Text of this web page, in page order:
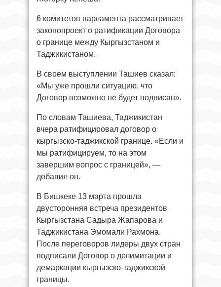
6 комитетов парламента рассматривает
законопроект о ратификации Договора
о границе между Кыргызстаном и
Таджикистаном.
В своем выступлении Ташиев сказал:
«Мы уже прошли ситуацию, что
Договор возможно не будет подписан».
По словам Ташиева, Таджикистан
вчера ратифицировал договор о
кыргызско-таджикской границе. «Если и
мы ратифицируем, то на этом
завершим вопрос с границей», —
добавил он.
В Бишкеке 13 марта прошла
двусторонняя встреча президентов
Кыргызстана Садыра Жапарова и
Таджикистана Эмомали Рахмона.
После переговоров лидеры двух стран
подписали Договор о делимитации и
демаркации кыргызско-таджикской
границы.